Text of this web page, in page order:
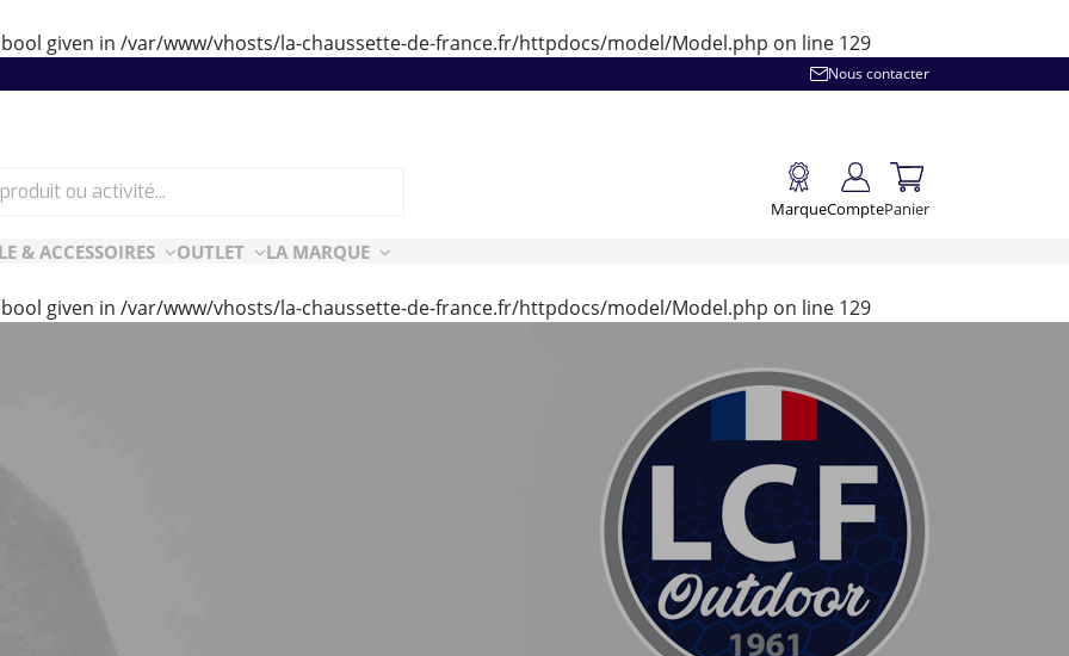
given in /var/www/vhosts/la-chaussette-de-france.fr/httpdocs/model/Model.php on line 129
Nous contacter
MarqueComptePanier
ESSENTIELLES
Style
& ACCESSOIRES OUTLET LA MARQUE
given in /var/www/vhosts/la-chaussette-de-france.fr/httpdocs/model/Model.php on line 129